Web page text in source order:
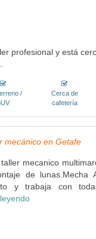
profesional y está
/
Cerca de
cafetería
mecánico en Getafe
mecanico
de lunas.Mecha
y trabaja con